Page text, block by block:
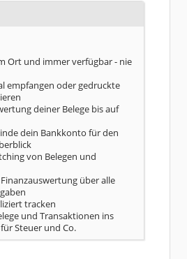
Ort und immer verfügbar - nie
empfangen oder gedruckte
deiner Belege bis auf
dein Bankkonto für den
von Belegen und
über alle
tracken
und Transaktionen ins
Steuer und Co.